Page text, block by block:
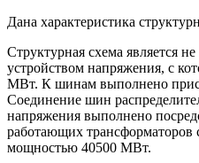
Дана характеристика
Структурная схема является
устройством напряжения, с
МВт. К шинам выполнено
Соединение шин
напряжения выполнено
работающих
мощностью 40500 МВт.